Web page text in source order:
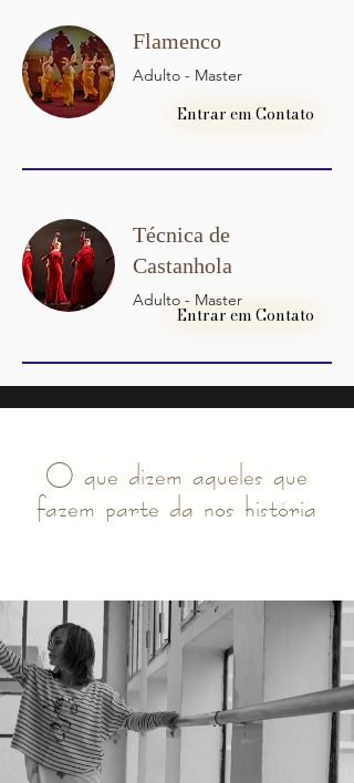
Flamenco
Adulto - Master
Técnica de
Castanhola
Adulto - Master
Entrar em Contato
Entrar em Contato
O que dizem aqueles que
fazem parte da nos história